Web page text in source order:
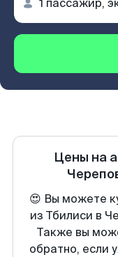
Цены на
😍 Вы можете
из Тбилиси в
Также вы
обратно, если